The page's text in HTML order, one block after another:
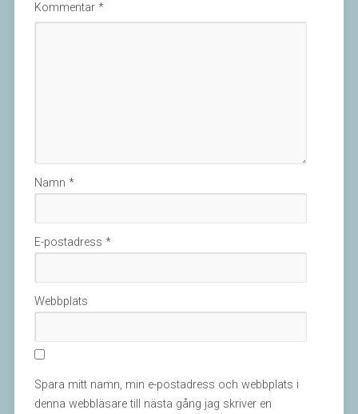
Kommentar *
Namn *
E-postadress *
Webbplats
Spara mitt namn, min e-postadress och webbplats i
denna webbläsare till nästa gång jag skriver en